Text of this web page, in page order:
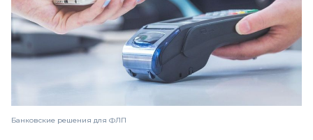
Банковские решения для ФЛП